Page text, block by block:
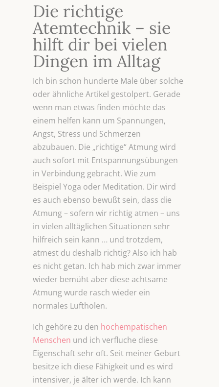
Die richtige
Atemtechnik – sie
hilft dir bei vielen
Dingen im Alltag
Ich bin schon hunderte Male über solche
oder ähnliche Artikel gestolpert. Gerade
wenn man etwas finden möchte das
einem helfen kann um Spannungen,
Angst, Stress und Schmerzen
abzubauen. Die „richtige“ Atmung wird
auch sofort mit Entspannungsübungen
in Verbindung gebracht. Wie zum
Beispiel Yoga oder Meditation. Dir wird
es auch ebenso bewußt sein, dass die
Atmung – sofern wir richtig atmen – uns
in vielen alltäglichen Situationen sehr
hilfreich sein kann … und trotzdem,
atmest du deshalb richtig? Also ich hab
es nicht getan. Ich hab mich zwar immer
wieder bemüht aber diese achtsame
Atmung wurde rasch wieder ein
normales Luftholen.
Ich gehöre zu den hochempatischen
Menschen und ich verfluche diese
Eigenschaft sehr oft. Seit meiner Geburt
besitze ich diese Fähigkeit und es wird
intensiver, je älter ich werde. Ich kann